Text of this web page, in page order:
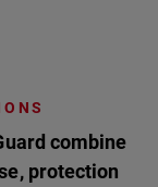
combine
protection